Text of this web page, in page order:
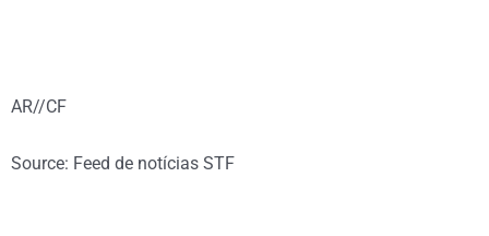
AR//CF
Source: Feed de notícias STF